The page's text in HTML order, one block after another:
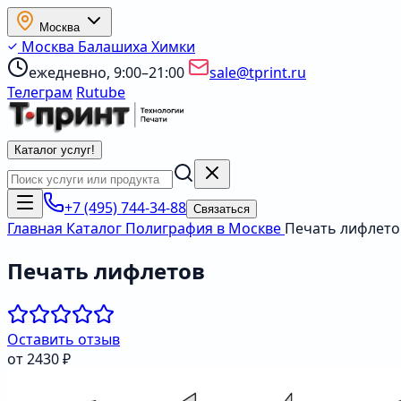
Москва
Москва Балашиха Химки
ежедневно, 9:00–21:00
sale@tprint.ru
Телеграм Rutube
Каталог услуг!
+7 (495) 744-34-88 Связаться
Главная Каталог Полиграфия в Москве Печать
Печать лифлетов
Оставить отзыв
от 2430 ₽